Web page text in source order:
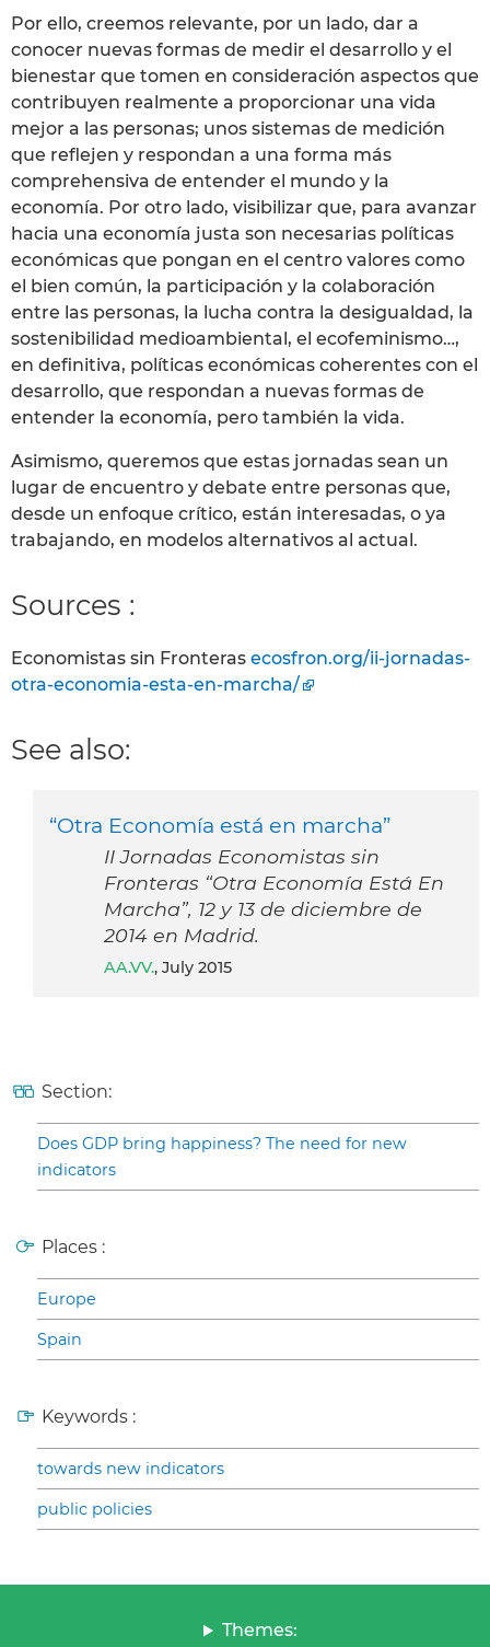
Por ello, creemos relevante, por un lado, dar a
conocer nuevas formas de medir el desarrollo y el
bienestar que tomen en consideración aspectos que
contribuyen realmente a proporcionar una vida
mejor a las personas; unos sistemas de medición
que reflejen y respondan a una forma más
comprehensiva de entender el mundo y la
economía. Por otro lado, visibilizar que, para avanzar
hacia una economía justa son necesarias políticas
económicas que pongan en el centro valores como
el bien común, la participación y la colaboración
entre las personas, la lucha contra la desigualdad, la
sostenibilidad medioambiental, el ecofeminismo…,
en definitiva, políticas económicas coherentes con el
desarrollo, que respondan a nuevas formas de
entender la economía, pero también la vida.
Asimismo, queremos que estas jornadas sean un
lugar de encuentro y debate entre personas que,
desde un enfoque crítico, están interesadas, o ya
trabajando, en modelos alternativos al actual.
Sources :
Economistas sin Fronteras ecosfron.org/ii-jornadas-
otra-economia-esta-en-marcha/
See also:
“Otra Economía está en marcha”
II Jornadas Economistas sin
Fronteras “Otra Economía Está En
Marcha”, 12 y 13 de diciembre de
2014 en Madrid.
AA.VV., July 2015
Section:
Does GDP bring happiness? The need for new
indicators
Places :
Europe
Spain
Keywords :
towards new indicators
public policies
Themes: